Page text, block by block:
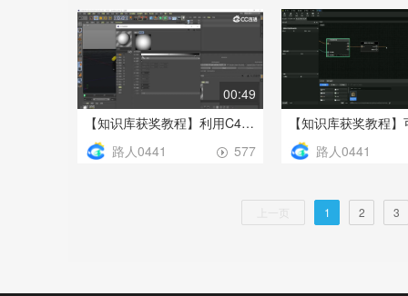
00:49
【知识库获奖教程】利用C4D渲染的简单案例效果展示
577
路人0441 路人0441
1 2 3